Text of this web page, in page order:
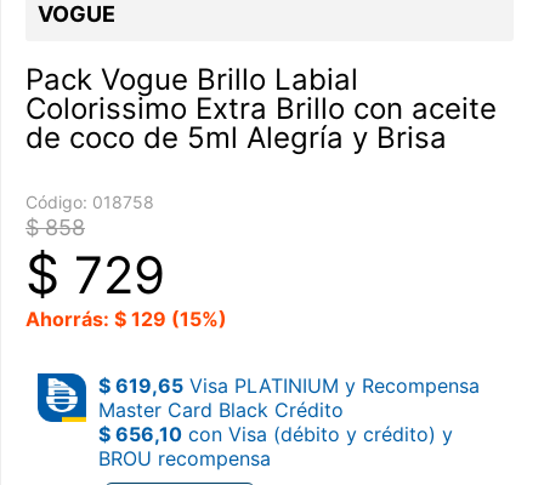
VOGUE
Pack Vogue Brillo Labial
Colorissimo Extra Brillo con aceite
de coco de 5ml Alegría y Brisa
Código: 018758
$ 858
$ 729
Ahorrás: $ 129 (15%)
$ 619,65 Visa PLATINIUM y Recompensa
Master Card Black Crédito
$ 656,10 con Visa (débito y crédito) y
BROU recompensa